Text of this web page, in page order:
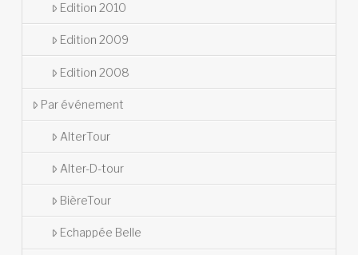
Edition 2010
Edition 2009
Edition 2008
Par événement
AlterTour
Alter-D-tour
BièreTour
Echappée Belle